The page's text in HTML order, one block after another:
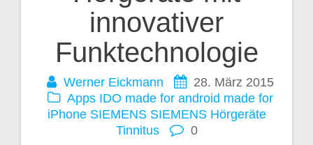
innovativer
Funktechnologie
Werner Eickmann
28. März 2015
Apps IDO made for android made for
iPhone SIEMENS SIEMENS Hörgeräte
Tinnitus
0